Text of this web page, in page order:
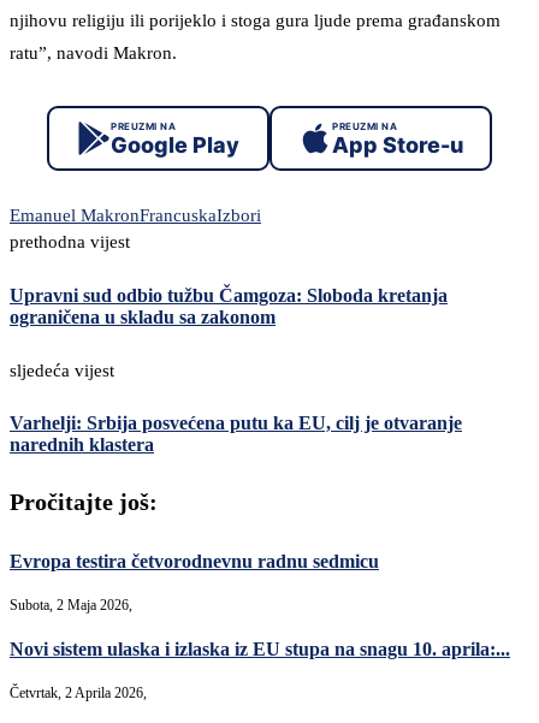
njihovu religiju ili porijeklo i stoga gura ljude prema građanskom
ratu”, navodi Makron.
PREUZMI NA
Google Play
PREUZMI NA
App Store-u
Emanuel MakronFrancuskaIzbori
prethodna vijest
Upravni sud odbio tužbu Čamgoza: Sloboda kretanja
ograničena u skladu sa zakonom
sljedeća vijest
Varhelji: Srbija posvećena putu ka EU, cilj je otvaranje
narednih klastera
Pročitajte još:
Evropa testira četvorodnevnu radnu sedmicu
Subota, 2 Maja 2026,
Novi sistem ulaska i izlaska iz EU stupa na snagu 10. aprila:...
Četvrtak, 2 Aprila 2026,